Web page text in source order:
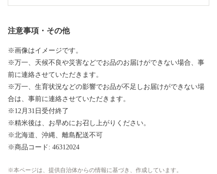
注意事項・その他
※画像はイメージです。
※万一、天候不良や災害などでお品のお届けができない場合、事
前に連絡させていただきます。
※万一、生育状況などの影響でお品が不足しお届けができない場
合は、事前に連絡させていただきます。
※12月31日受付終了
※精米後は、お早めにお召し上がりください。
※北海道、沖縄、離島配送不可
※商品コード: 46312024
本ページは、提供自治体からの情報に基づき、作成しています。